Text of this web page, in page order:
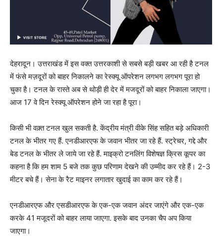
देहरादून। उत्तराखंड में इस वक्त उत्तरकाशी से सबसे बड़ी खबर आ रही है टनल
में फंसे मज़दूरों को बाहर निकालने का रेस्क्यू ऑपरेशन लगभग लगभग पूरा हो
चुका है। टनल के रास्ते अब से थोड़ी ही देर में मजदूरों को बाहर निकाला जाएगा।
आज 17 वे दिन रेस्क्यू ऑपरेशन होने जा रहा है पूरा।
किसी भी वक़्त टनल खुल सकती है. केंद्रीय मंत्री वीके सिंह सहित बड़े अधिकारी
टनल के भीतर गए हैं. एनडीआरएफ के जवान भीतर जा रहे हैं. स्ट्रेचर, गद्दे और
बेड टनल के भीतर ले जाये जा रहे हैं. माइक्रो टनलिंग विशेषज्ञ क्रिस कूपर का
कहना है कि हम शाम 5 बजे तक कुछ परिणाम देखने की उम्मीद कर रहे हैं। 2-3
मीटर बचे हैं। सेना के रैट माइनर लगातार खुदाई का काम कर रहे हैं।
एनडीआरएफ और एसडीआरएफ के एक-एक जवान अंदर जाएंगे और एक-एक
करके 41 मजूदरों को बाहर लाया जाएगा. इसके बाद उनका चैप अप किया
जाएगा।